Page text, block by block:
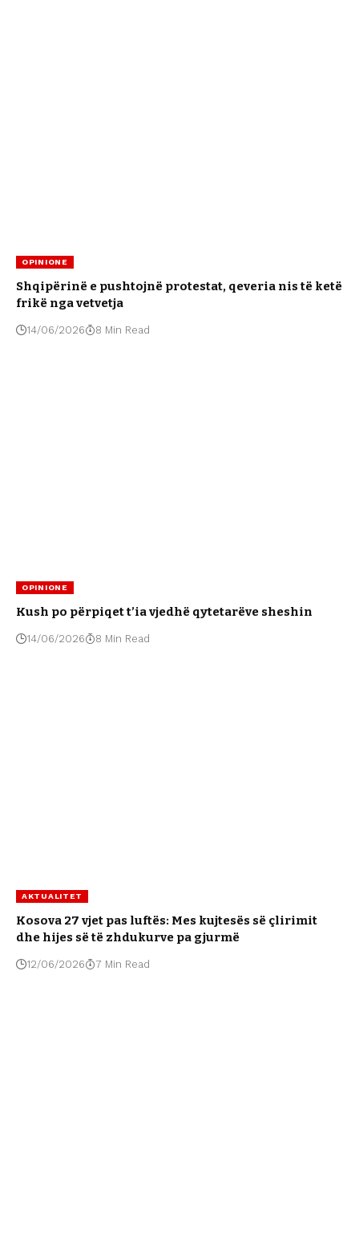
OPINIONE
Shqipërinë e pushtojnë protestat, qeveria nis të ketë
frikë nga vetvetja
14/06/2026 8 Min Read
OPINIONE
Kush po përpiqet t’ia vjedhë qytetarëve sheshin
14/06/2026 8 Min Read
AKTUALITET
Kosova 27 vjet pas luftës: Mes kujtesës së çlirimit
dhe hijes së të zhdukurve pa gjurmë
12/06/2026 7 Min Read